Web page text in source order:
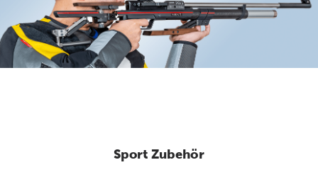
Sport Zubehör